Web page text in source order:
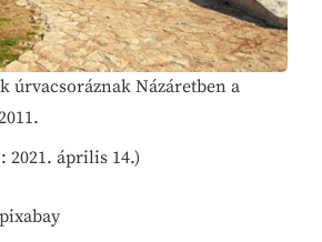
úrvacsoráznak Názáretben a
április 14.)